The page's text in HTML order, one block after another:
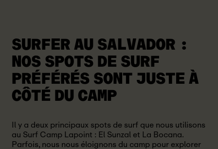
SURFER AU SALVADOR :
NOS SPOTS DE SURF
PRÉFÉRÉS SONT JUSTE À
CÔTÉ DU CAMP
Il y a deux principaux spots de surf que nous utilisons
au Surf Camp Lapoint : El Sunzal et La Bocana.
Parfois, nous nous éloignons du camp pour explorer